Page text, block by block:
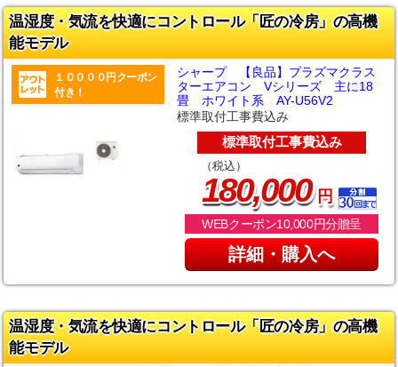
温湿度・気流を快適にコントロール「匠の冷房」の高機
能モデル
１００００円クーポン
付き！
シャープ 【良品】プラズマクラス
ターエアコン Vシリーズ 主に18
畳 ホワイト系 AY-U56V2
標準取付工事費込み
標準取付工事費込み
（税込）
180,000円
WEBクーポン10,000円分贈呈
詳細・購入へ
温湿度・気流を快適にコントロール「匠の冷房」の高機
能モデル